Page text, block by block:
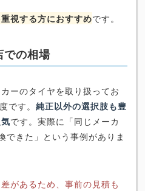
視する方におすすめです。
での相場
ーのタイヤを取り扱ってお
です。 純正以外の選択肢も豊
です。実際に「同じメーカ
できた」という事例がありま
があるため、事前の見積も